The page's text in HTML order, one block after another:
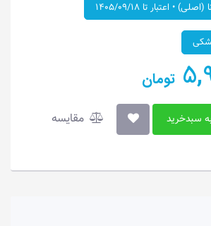
(اصلی) • اعتبار تا ۱۴۰۵/۰۹/‍۱۸
تومان
سبدخرید مقایسه